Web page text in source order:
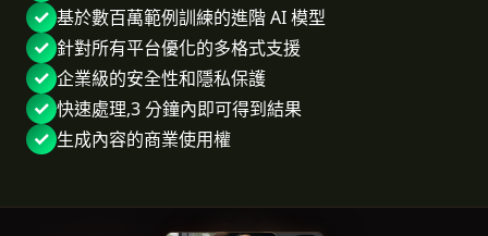
基於數百萬範例訓練的進階 AI 模型
針對所有平台優化的多格式支援
企業級的安全性和隱私保護
快速處理,3 分鐘內即可得到結果
生成內容的商業使用權